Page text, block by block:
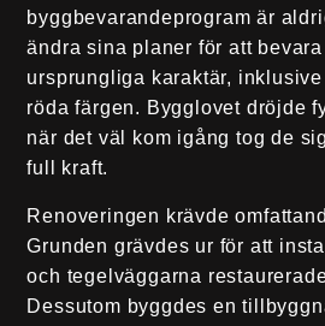
byggbevarandeprogram är
ändra sina planer för att
ursprungliga karaktär,
röda färgen. Bygglovet dröjde
när det väl kom igång tog de
full kraft.
Renoveringen krävde
Grunden grävdes ur för att
och tegelväggarna
Dessutom byggdes en